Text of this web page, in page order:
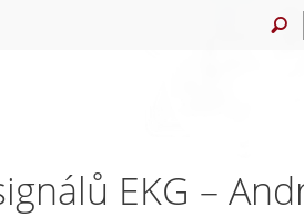
EKG –